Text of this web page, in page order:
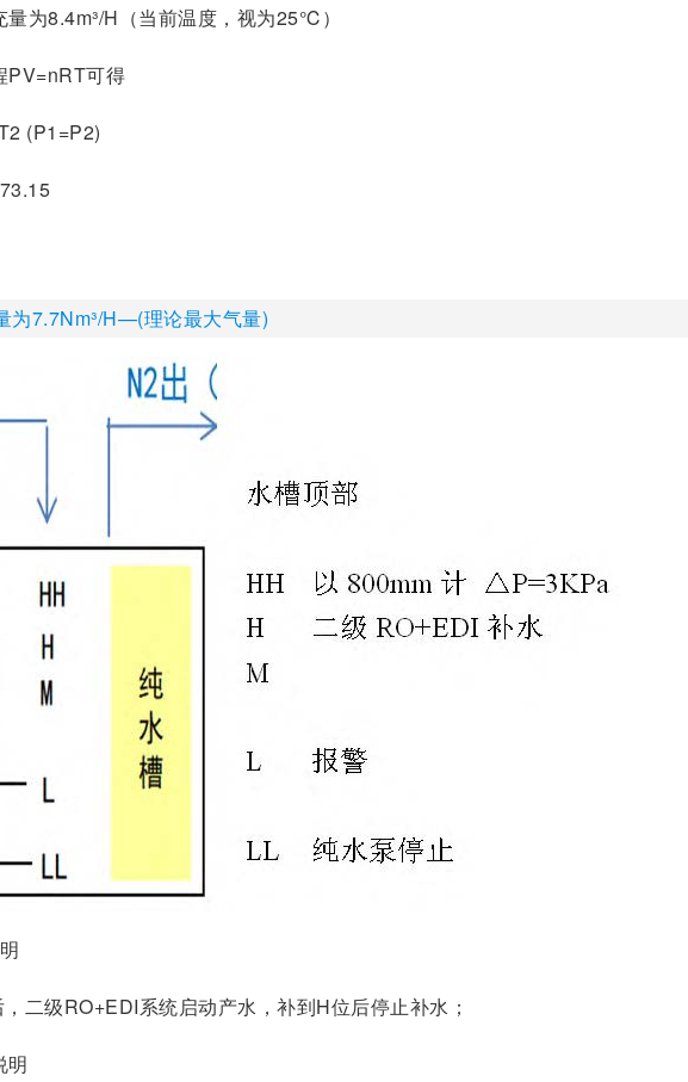
量为8.4m³/H（当前温度，视为25℃）
PV=nRT可得
(P1=P2)
为7.7Nm³/H—(理论最大气量)
二级RO+EDI系统启动产水，补到H位后停止补水；
明